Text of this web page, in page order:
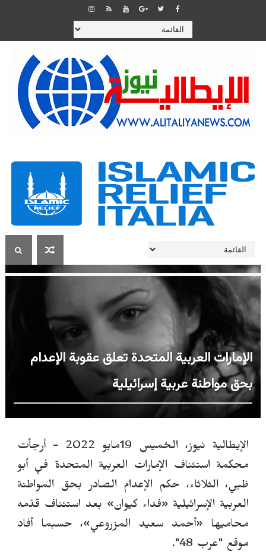
الإمارات العربية المتحدة تعلق عقوبة الإعدام
بحق مواطنة عربية إسرائيلية
الإيطالية نيوز، الخميس 19مايو 2022 -
أرجأت
محكمة استئناف الإمارات العربية المتحدة في أبو
ظبي، الثلاثاء، حكم الإعدام الصادر بحق المواطنة
العربية الإسرائيلية «فداء كيوان» بعد استئناف قدّمه
محاميها «أحمد سعيد المزروعي»، حسبما أفاد
موقع "عرب 48".